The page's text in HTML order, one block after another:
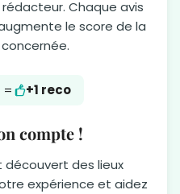
Chaque avis
le score de la
= +1 reco
compte !
découvert des lieux
expérience et aidez